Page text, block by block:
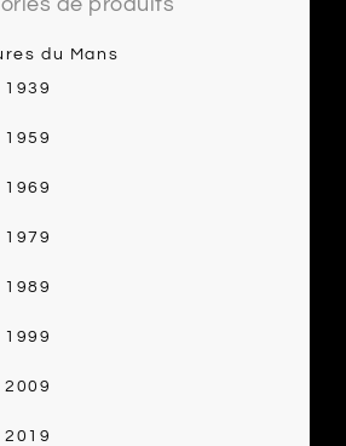
du Mans
1939
1959
1969
1979
1989
1999